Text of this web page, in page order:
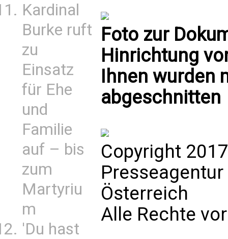
Kardinal
Burke ruft
zu
Einsatz
für Ehe
und
Familie
auf – bis
zum
Martyriu
m
'Du hast
Foto zur
Hinrichtung
Ihnen wurden
abgeschnitten
Copyright
Presseagentur
Österreich
Alle Rechte